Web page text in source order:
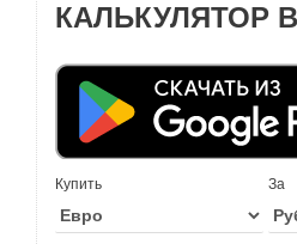
КАЛЬКУЛЯТОР
Купить За